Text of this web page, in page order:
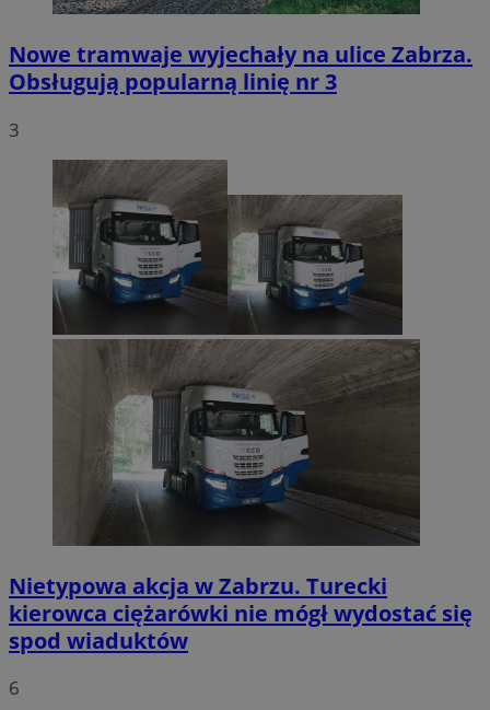
Nowe tramwaje wyjechały na ulice Zabrza.
Obsługują popularną linię nr 3
3
Nietypowa akcja w Zabrzu. Turecki
kierowca ciężarówki nie mógł wydostać się
spod wiaduktów
6